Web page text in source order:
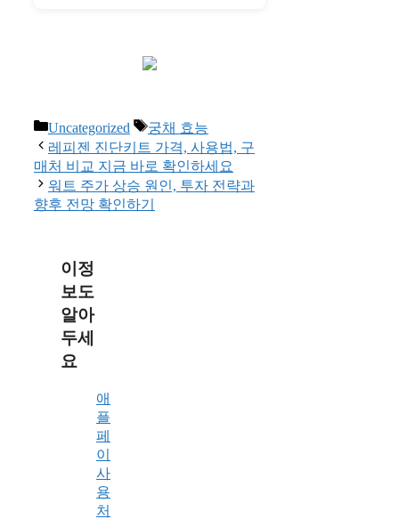
Categories
Uncategorized Tags
궁채 효능
레피젠 진단키트 가격, 사용법, 구
매처 비교 지금 바로 확인하세요
워트 주가 상승 원인, 투자 전략과
향후 전망 확인하기
이정
보도
알아
두세
요
애
플
페
이
사
용
처